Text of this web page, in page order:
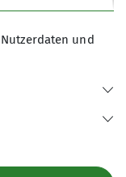
der
Anfahrt
brauchte es
und der
den Gipfel der
Steinlingalm,
und